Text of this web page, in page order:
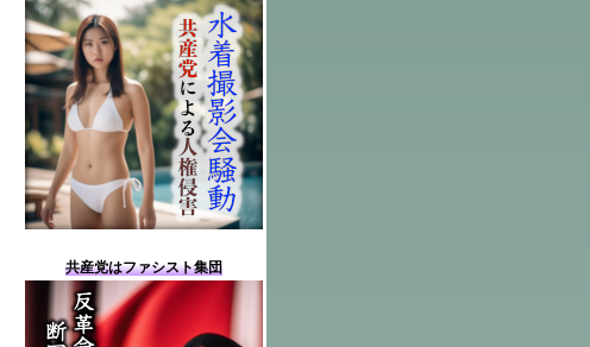
共産党はファシスト集団